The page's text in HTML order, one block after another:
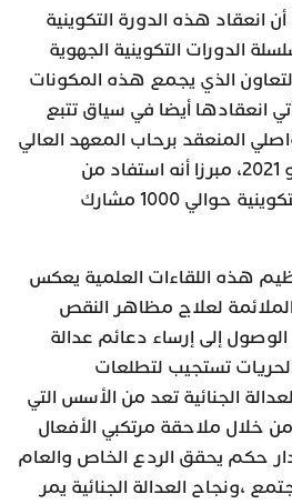
انعقاد هذه الدورة التكوينية
الدورات التكوينية الجهوية
التعاون الذي يجمع هذه المكونات
انعقادها أيضا في سياق تتبع
المنعقد برحاب المعهد العالي
للقضاء يومي 11 و12 يونيو 2021، مبرزا أنه استفاد من
مجموع هذه الدورات التكوينية حوالي 1000 مشارك
هذه اللقاءات العلمية يعكس
الملائمة لعلاج مظاهر النقص
إلى إرساء دعائم عدالة
تستجيب لتطلعات
الجنائية تعد من الأسس التي
خلال ملاحقة مرتكبي الأفعال
حكم يحقق الردع الخاص والعام
،ونجاح العدالة الجنائية يمر